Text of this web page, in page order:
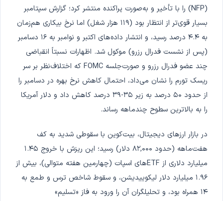
(NFP) را با تأخیر و به‌صورت پراکنده منتشر کرد؛ گزارش سپتامبر
بسیار قوی‌تر از انتظار بود (۱۱۹ هزار شغل) اما نرخ بیکاری هم‌زمان
به ۴.۴ درصد رسید، و انتشار داده‌های اکتبر و نوامبر به ۱۶ دسامبر
(پس از نشست فدرال رزرو) موکول شد. اظهارات نسبتاً انقباضی
چند عضو فدرال رزرو و صورت‌جلسه FOMC که اختلاف‌نظر بر سر
ریسک تورم را نشان می‌داد، احتمال کاهش نرخ بهره در دسامبر را
از حدود ۵۰ درصد به زیر ۳۵-۳۹ درصد کاهش داد و دلار آمریکا
را به بالاترین سطوح چندماهه رساند.
در بازار ارزهای دیجیتال، بیت‌کوین با سقوطی شدید به کف
هفت‌ماهه (حدود ۸۲,۰۰۰ دلار) رسید؛ این ریزش با خروج ۱.۴۵
میلیارد دلاری از ETFهای اسپات (چهارمین هفته متوالی)، بیش از
۱.۹۶ میلیارد دلار لیکوییدیشن، و سقوط شاخص ترس و طمع به
۱۴ همراه بود، و تحلیلگران آن را ورود به فاز «تسلیم»